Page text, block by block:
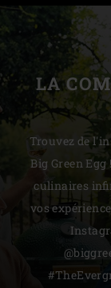
LA
Trouvez de
Big Green
culinaires
vos